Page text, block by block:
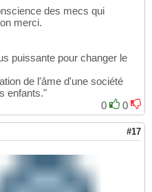
des mecs qui
merci.
puissante pour changer le
de l'âme d'une société
enfants."
0
0
#17